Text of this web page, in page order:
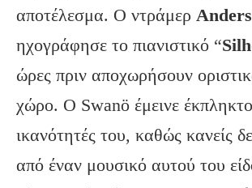
αποτέλεσμα. Ο ντράμερ
ηχογράφησε το πιανιστικό “
ώρες πριν αποχωρήσουν
χώρο. Ο Swanö έμεινε
ικανότητές του, καθώς κανείς
από έναν μουσικό αυτού του